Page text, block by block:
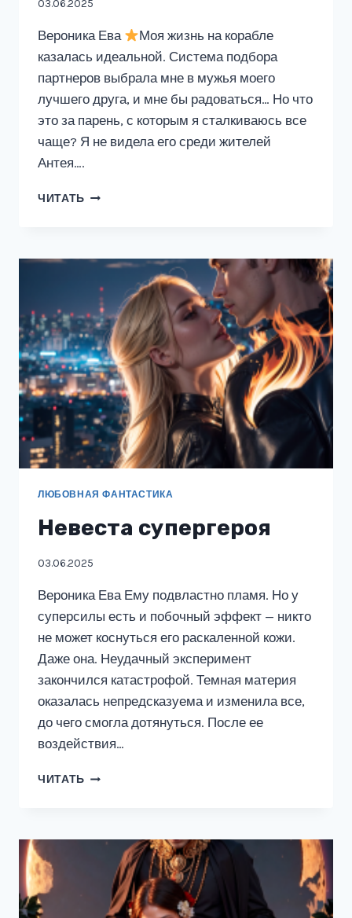
03.06.2025
Вероника Ева
Моя жизнь на корабле
казалась идеальной. Система подбора
партнеров выбрала мне в мужья моего
лучшего друга, и мне бы радоваться… Но что
это за парень, с которым я сталкиваюсь все
чаще? Я не видела его среди жителей
Антея….
ЧИТАТЬ КЕПЛЕР
ГОЛОСА
ЛЮБОВНАЯ ФАНТАСТИКА
Невеста супергероя
03.06.2025
Вероника Ева Ему подвластно пламя. Но у
суперсилы есть и побочный эффект — никто
не может коснуться его раскаленной кожи.
Даже она. Неудачный эксперимент
закончился катастрофой. Темная материя
оказалась непредсказуема и изменила все,
до чего смогла дотянуться. После ее
воздействия…
ЧИТАТЬ НЕВЕСТА